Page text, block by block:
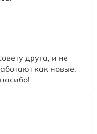
друга, и не
как новые,